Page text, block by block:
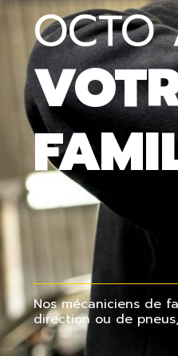
OCTO
Nos mécaniciens de
direction ou de